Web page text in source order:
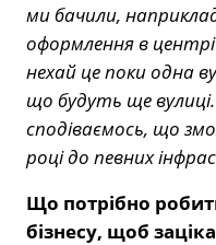
ми бачили,
оформлення в
нехай це поки одна
що будуть ще
сподіваємось, що
році до певних
Що потрібно
бізнесу, щоб